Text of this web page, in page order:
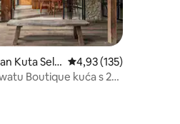
23
Kuta Sela
Prosječna ocjena:
4,93 (135)
Boutique kuća s 2